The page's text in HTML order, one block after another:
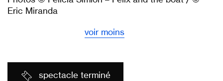
Eric Miranda
voir moins
spectacle terminé